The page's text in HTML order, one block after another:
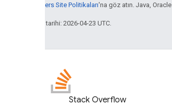
Google Developers Site Politikaları'na göz atın. Java,
Son güncelleme tarihi: 2026-04-23 UTC.
Stack Overflow